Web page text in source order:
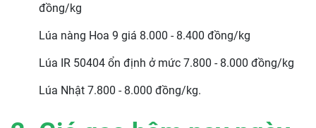
đồng/kg
Lúa nàng Hoa 9 giá 8.000 - 8.400 đồng/kg
Lúa IR 50404 ổn định ở mức 7.800 - 8.000 đồng/kg
Lúa Nhật 7.800 - 8.000 đồng/kg.